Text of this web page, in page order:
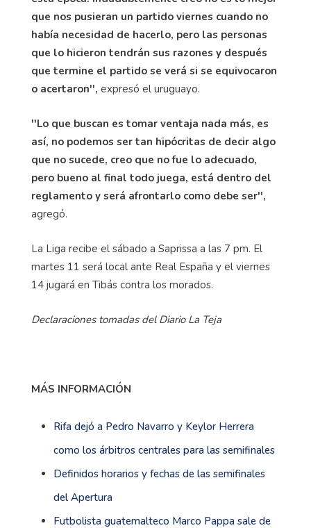
que nos pusieran un partido viernes cuando no
había necesidad de hacerlo, pero las personas
que lo hicieron tendrán sus razones y después
que termine el partido se verá si se equivocaron
o acertaron'', expresó el uruguayo.
''Lo que buscan es tomar ventaja nada más, es
así, no podemos ser tan hipócritas de decir algo
que no sucede, creo que no fue lo adecuado,
pero bueno al final todo juega, está dentro del
reglamento y será afrontarlo como debe ser'',
agregó.
La Liga recibe el sábado a Saprissa a las 7 pm. El
martes 11 será local ante Real España y el viernes
14 jugará en Tibás contra los morados.
Declaraciones tomadas del Diario La Teja
MÁS INFORMACIÓN
Rifa dejó a Pedro Navarro y Keylor Herrera
como los árbitros centrales para las semifinales
Definidos horarios y fechas de las semifinales
del Apertura
Futbolista guatemalteco Marco Pappa sale de